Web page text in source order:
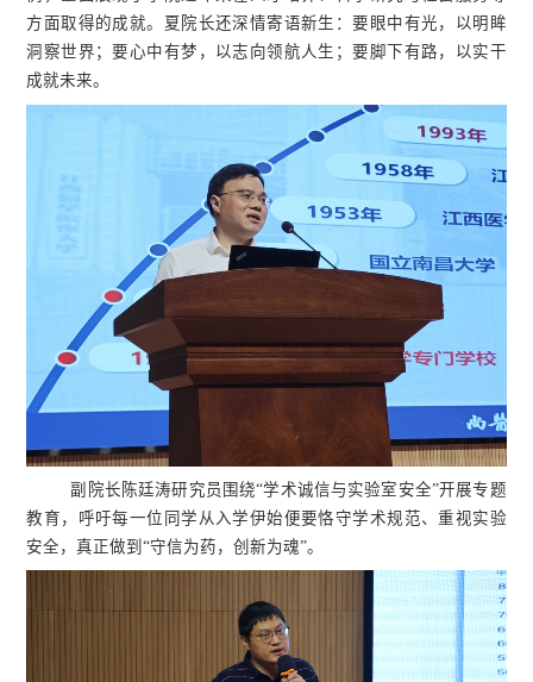
方面取得的成就。夏院长还深情寄语新生：要眼中有光，以明眸
洞察世界；要心中有梦，以志向领航人生；要脚下有路，以实干
成就未来。
副院长陈廷涛研究员围绕“学术诚信与实验室安全”开展专题
教育，呼吁每一位同学从入学伊始便要恪守学术规范、重视实验
安全，真正做到“守信为药，创新为魂”。